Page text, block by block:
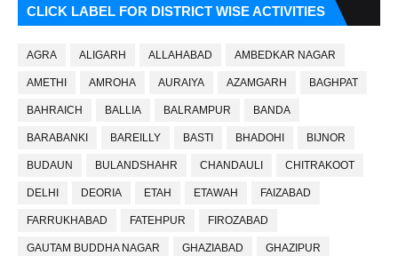
CLICK LABEL FOR DISTRICT WISE ACTIVITIES
AGRA ALIGARH ALLAHABAD AMBEDKAR NAGAR
AMETHI AMROHA AURAIYA AZAMGARH BAGHPAT
BAHRAICH BALLIA BALRAMPUR BANDA
BARABANKI BAREILLY BASTI BHADOHI BIJNOR
BUDAUN BULANDSHAHR CHANDAULI CHITRAKOOT
DELHI DEORIA ETAH ETAWAH FAIZABAD
FARRUKHABAD FATEHPUR FIROZABAD
GAUTAM BUDDHA NAGAR GHAZIABAD GHAZIPUR